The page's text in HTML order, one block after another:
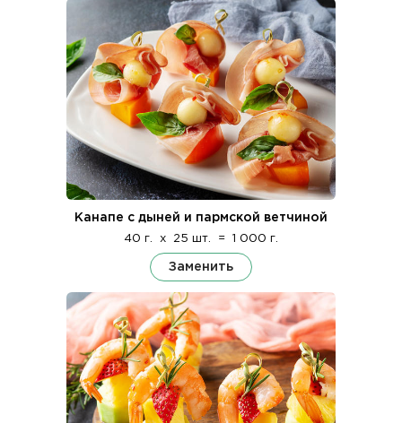
Канапе с дыней и пармской ветчиной
40 г. x 25 шт. = 1 000 г.
Заменить